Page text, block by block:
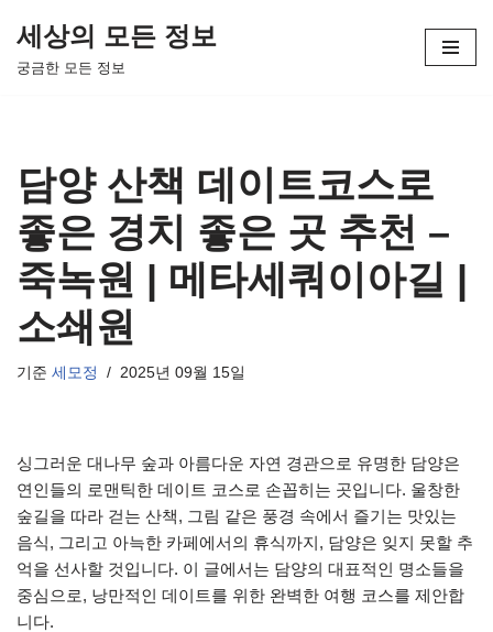
콘
건
너
뛰
기
세상의 모든 정보
궁금한 모든 정보
담양 산책 데이트코스로
좋은 경치 좋은 곳 추천 –
죽녹원 | 메타세쿼이아길 |
소쇄원
기준 세모정 2025년 09월 15일
싱그러운 대나무 숲과 아름다운 자연 경관으로 유명한 담양은
연인들의 로맨틱한 데이트 코스로 손꼽히는 곳입니다. 울창한
숲길을 따라 걷는 산책, 그림 같은 풍경 속에서 즐기는 맛있는
음식, 그리고 아늑한 카페에서의 휴식까지, 담양은 잊지 못할 추
억을 선사할 것입니다. 이 글에서는 담양의 대표적인 명소들을
중심으로, 낭만적인 데이트를 위한 완벽한 여행 코스를 제안합
니다.